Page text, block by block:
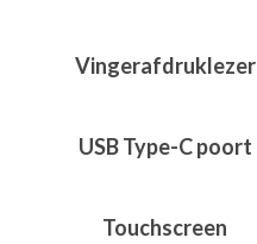
Vingerafdruklezer
USB Type-C poort
Touchscreen